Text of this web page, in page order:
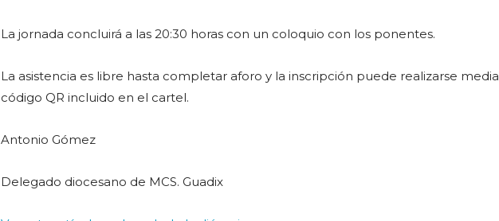
La jornada concluirá a las 20:30 horas con un coloquio con los ponentes.
La asistencia es libre hasta completar aforo y la inscripción puede realizarse
código QR incluido en el cartel.
Antonio Gómez
Delegado diocesano de MCS. Guadix